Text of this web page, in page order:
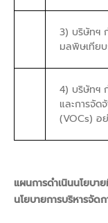
3) บริษัทฯ
มลพิษเทีย
4) บริษัทฯ
และการจั
(VOCs) อ
แผนการดำเนินนโยบา
นโยบายการบริหารจัด